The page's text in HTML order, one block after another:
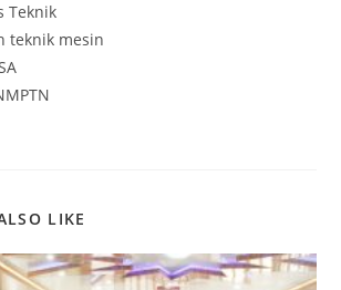
Teknik
teknik mesin
LIKE